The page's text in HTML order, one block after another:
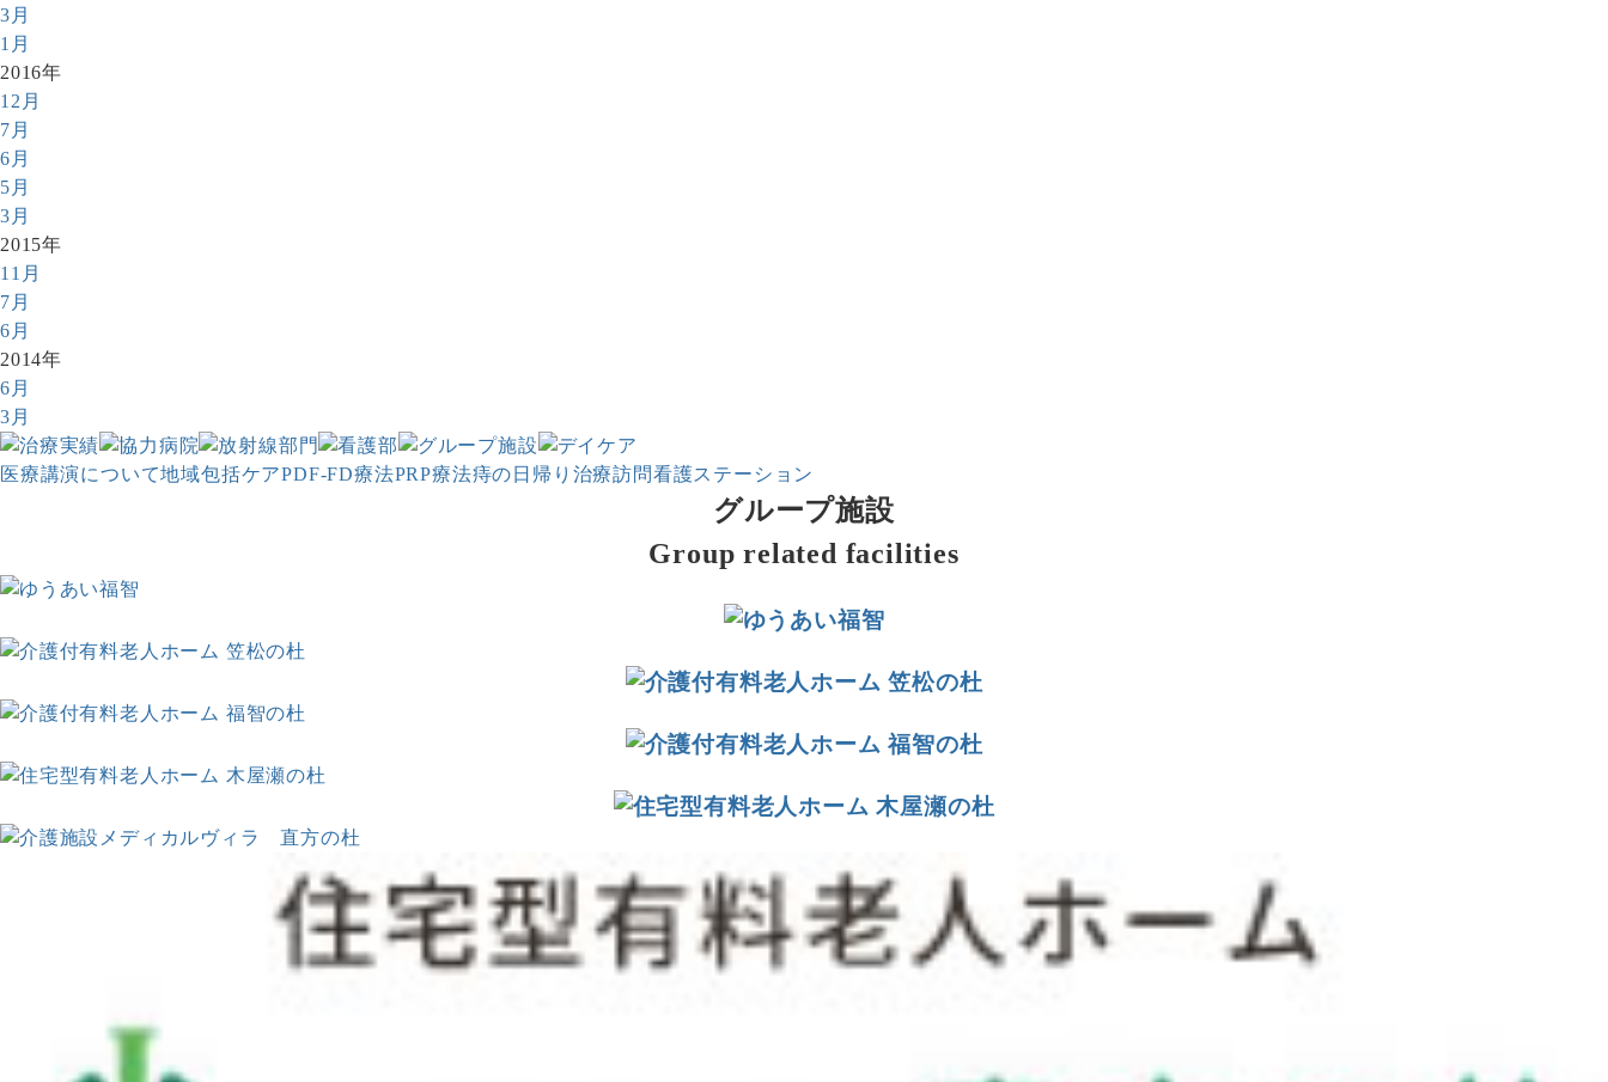
3月
1月
2016年
12月
7月
6月
5月
3月
2015年
11月
7月
6月
2014年
6月
3月
医療講演について地域包括ケアPDF-FD療法PRP療法痔の日帰り治療訪問看護ステーション
グループ施設
Group related facilities